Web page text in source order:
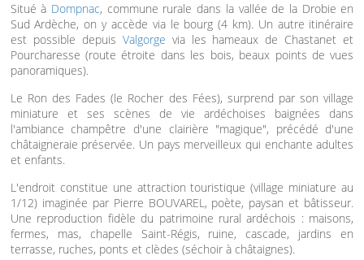
Situé à Dompnac, commune rurale dans la vallée de la Drobie en
Sud Ardèche, on y accède via le bourg (4 km). Un autre itinéraire
est possible depuis Valgorge via les hameaux de Chastanet et
Pourcharesse (route étroite dans les bois, beaux points de vues
panoramiques).
Le Ron des Fades (le Rocher des Fées), surprend par son village
miniature et ses scènes de vie ardéchoises baignées dans
l'ambiance champêtre d'une clairière "magique", précédé d'une
châtaigneraie préservée. Un pays merveilleux qui enchante adultes
et enfants.
L'endroit constitue une attraction touristique (village miniature au
1/12) imaginée par Pierre BOUVAREL, poète, paysan et bâtisseur.
Une reproduction fidèle du patrimoine rural ardéchois : maisons,
fermes, mas, chapelle Saint-Régis, ruine, cascade, jardins en
terrasse, ruches, ponts et clèdes (séchoir à châtaignes).